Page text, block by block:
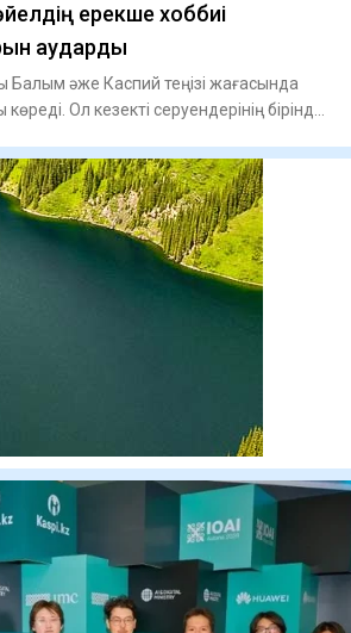
ерекше хоббиі
аударды
Балым әже Каспий теңізі жағасында
Ол кезекті серуендерінің бірінде